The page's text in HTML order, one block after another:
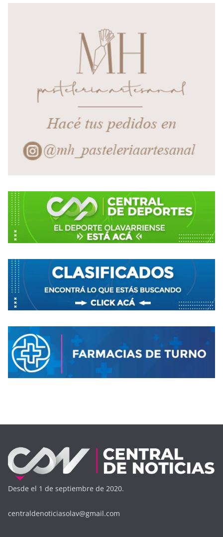
Desde el 1 de septiembre de 2020.
centraldenoticiasolav@gmail.com